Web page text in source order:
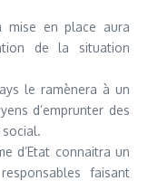
mise en place aura
de la situation
le ramènera à un
d’emprunter des
d’Etat connaitra un
faisant